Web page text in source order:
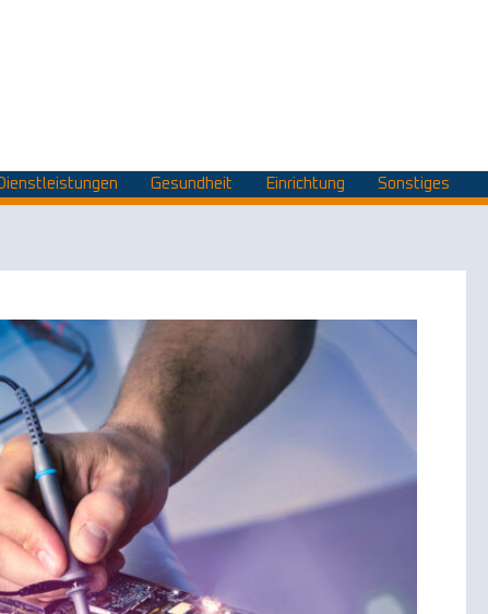
Dienstleistungen Gesundheit Einrichtung Sonstiges